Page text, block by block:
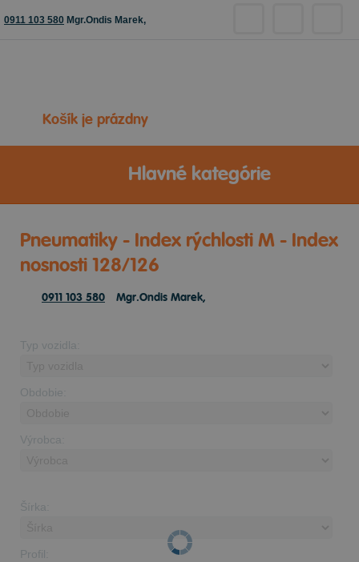
0911 103 580 Mgr.Ondis Marek,
Košík je prázdny
Hlavné kategórie
Pneumatiky - Index rýchlosti M - Index
nosnosti 128/126
0911 103 580 Mgr.Ondis Marek,
Typ vozidla:
Obdobie:
Výrobca:
Šírka:
Profil: